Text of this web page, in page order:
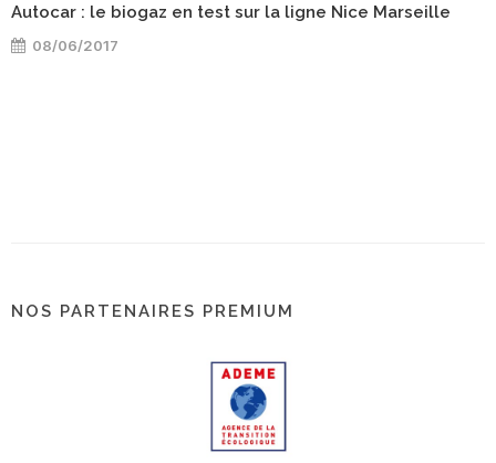
Autocar : le biogaz en test sur la ligne Nice Marseille
08/06/2017
NOS PARTENAIRES PREMIUM